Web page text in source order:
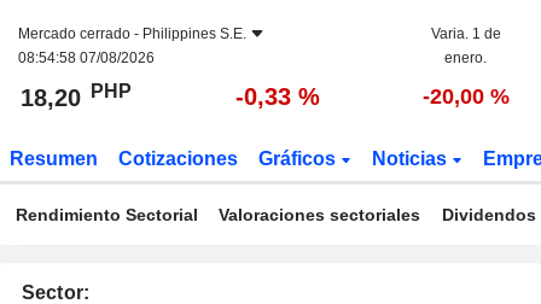
Mercado cerrado - Philippines S.E.
08:54:58 07/08/2026
Varia. 1 de
enero.
18,20 PHP -0,33 % -20,00 %
Resumen Cotizaciones Gráficos Noticias
Rendimiento Sectorial Valoraciones sectoriales
Sector: